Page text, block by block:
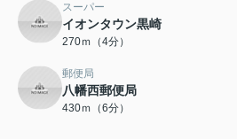
スーパー
イオンタウン黒崎
270ｍ（4分）
郵便局
八幡西郵便局
430ｍ（6分）